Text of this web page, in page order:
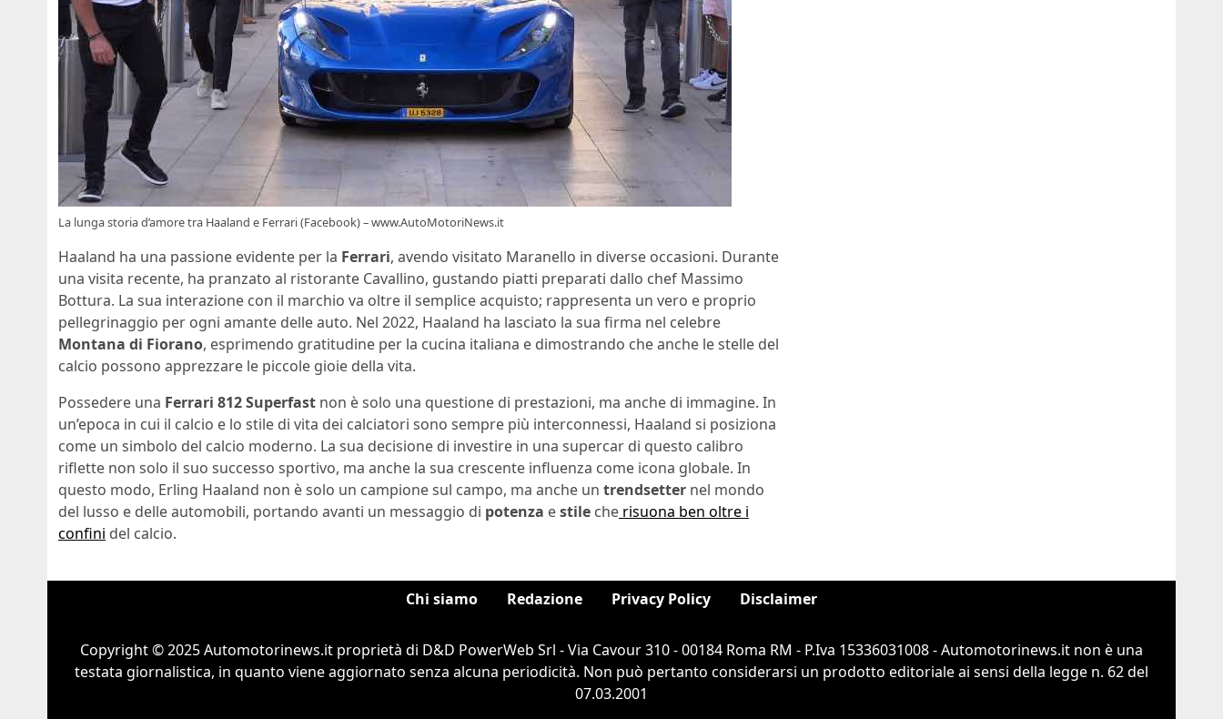
La lunga storia d’amore tra Haaland e Ferrari (Facebook) – www.AutoMotoriNews.it
Haaland ha una passione evidente per la Ferrari, avendo visitato Maranello in diverse occasioni. Durante
una visita recente, ha pranzato al ristorante Cavallino, gustando piatti preparati dallo chef Massimo
Bottura. La sua interazione con il marchio va oltre il semplice acquisto; rappresenta un vero e proprio
pellegrinaggio per ogni amante delle auto. Nel 2022, Haaland ha lasciato la sua firma nel celebre
Montana di Fiorano, esprimendo gratitudine per la cucina italiana e dimostrando che anche le stelle del
calcio possono apprezzare le piccole gioie della vita.
Possedere una Ferrari 812 Superfast non è solo una questione di prestazioni, ma anche di immagine. In
un’epoca in cui il calcio e lo stile di vita dei calciatori sono sempre più interconnessi, Haaland si posiziona
come un simbolo del calcio moderno. La sua decisione di investire in una supercar di questo calibro
riflette non solo il suo successo sportivo, ma anche la sua crescente influenza come icona globale. In
questo modo, Erling Haaland non è solo un campione sul campo, ma anche un trendsetter nel mondo
del lusso e delle automobili, portando avanti un messaggio di potenza estile che risuona ben oltre i
confini del calcio.
Chi siamo Redazione Privacy Policy Disclaimer
Copyright © 2025 Automotorinews.it proprietà di D&D PowerWeb Srl - Via Cavour 310 - 00184 Roma RM - P.Iva 15336031008 - Automotorinews.it non è una
testata giornalistica, in quanto viene aggiornato senza alcuna periodicità. Non può pertanto considerarsi un prodotto editoriale ai sensi della legge n. 62 del
07.03.2001